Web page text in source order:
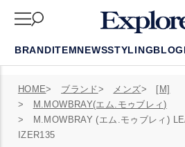
BRANDITEMNEWSSTYLINGBLOG
HOME ブランド メンズ
[M]
M.MOWBRAY(エム.モゥブレィ)
M.MOWBRAY (エム.モゥブレィ)
IZER135